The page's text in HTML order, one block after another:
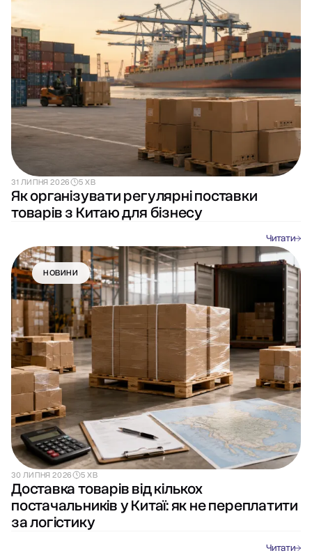
31 ЛИПНЯ 2026 5 ХВ
Як організувати регулярні поставки
товарів з Китаю для бізнесу
Читати
НОВИНИ
30 ЛИПНЯ 2026 5 ХВ
Доставка товарів від кількох
постачальників у Китаї: як не переплатити
за логістику
Читати